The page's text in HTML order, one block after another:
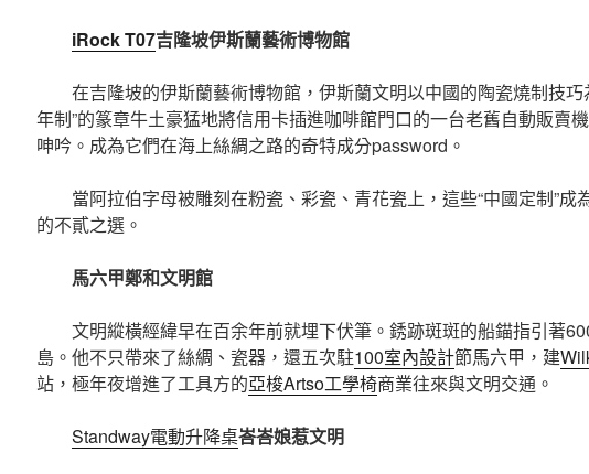
iRock T07吉隆坡伊斯蘭藝術博物館
在吉隆坡的伊斯蘭藝術博物館，伊斯蘭文明以中國的陶瓷燒制技巧
年制”的篆章牛土豪猛地將信用卡插進咖啡館門口的一台老舊自動販賣
呻吟。成為它們在海上絲綢之路的奇特成分password。
當阿拉伯字母被雕刻在粉瓷、彩瓷、青花瓷上，這些“中國定制”
的不貳之選。
馬六甲鄭和文明館
文明縱橫經緯早在百余年前就埋下伏筆。銹跡斑斑的船錨指引著
島。他不只帶來了絲綢、瓷器，還五次駐100室內設計節馬六甲，建
站，極年夜增進了工具方的亞梭Artso工學椅商業往來與文明交通。
Standway電動升降桌峇峇娘惹文明